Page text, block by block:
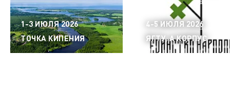
1-3 ИЮЛЯ 2026
ТОЧКА КИПЕНИЯ
4-5 ИЮЛЯ 2026
ЯГТУ, А КОРПУС